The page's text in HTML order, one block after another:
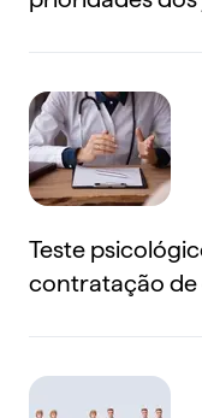
Teste
contratação